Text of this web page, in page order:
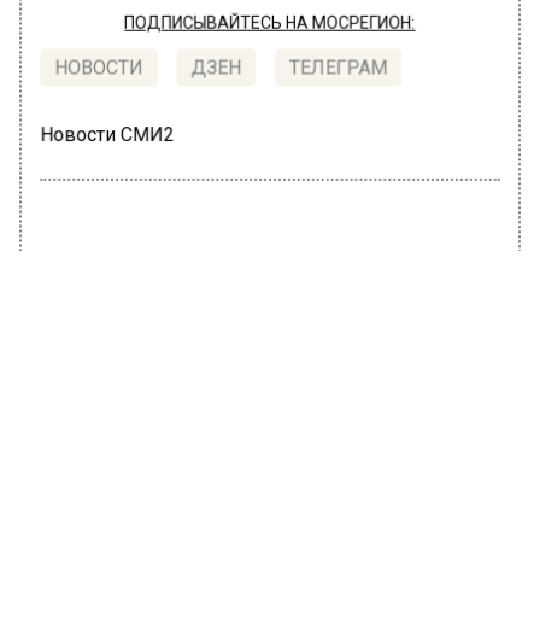
ПОДПИСЫВАЙТЕСЬ НА МОСРЕГИОН:
НОВОСТИ ДЗЕН ТЕЛЕГРАМ
Новости СМИ2